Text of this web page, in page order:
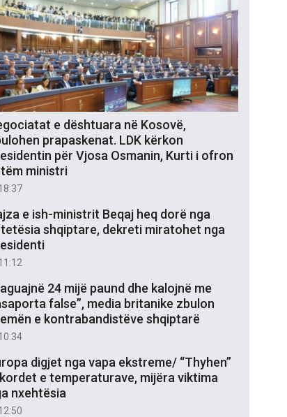
e dështuara në Kosovë,
prapaskenat. LDK kërkon
për Vjosa Osmanin, Kurti i ofron
ministri
e ish-ministrit Beqaj heq dorë nga
shqiptare, dekreti miratohet nga
24 mijë paund dhe kalojnë me
false”, media britanike zbulon
e kontrabandistëve shqiptarë
digjet nga vapa ekstreme/ “Thyhen”
e temperaturave, mijëra viktima
nxehtësia